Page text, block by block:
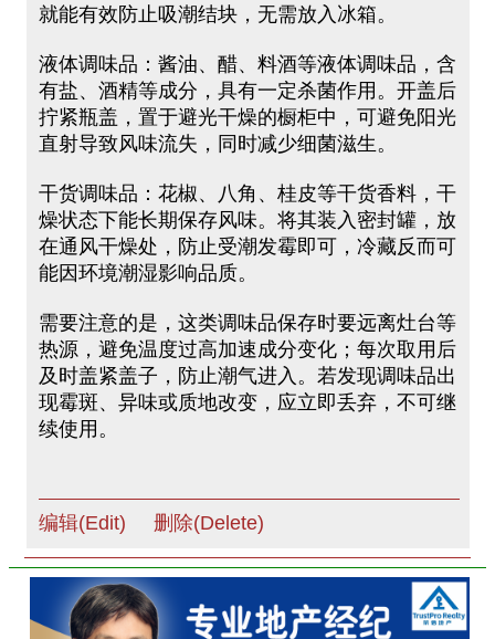
就能有效防止吸潮结块，无需放入冰箱。
液体调味品：酱油、醋、料酒等液体调味品，含
有盐、酒精等成分，具有一定杀菌作用。开盖后
拧紧瓶盖，置于避光干燥的橱柜中，可避免阳光
直射导致风味流失，同时减少细菌滋生。
干货调味品：花椒、八角、桂皮等干货香料，干
燥状态下能长期保存风味。将其装入密封罐，放
在通风干燥处，防止受潮发霉即可，冷藏反而可
能因环境潮湿影响品质。
需要注意的是，这类调味品保存时要远离灶台等
热源，避免温度过高加速成分变化；每次取用后
及时盖紧盖子，防止潮气进入。若发现调味品出
现霉斑、异味或质地改变，应立即丢弃，不可继
续使用。
编辑(Edit) 删除(Delete)